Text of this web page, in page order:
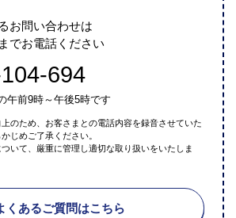
お問い合わせは
でお電話ください
694
午前9時～午後5時です
のため、お客さまとの電話内容を録音させていた
じめご了承ください。
いて、厳重に管理し適切な取り扱いをいたしま
くあるご質問はこちら